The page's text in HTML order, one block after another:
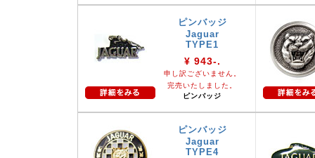
ピンバッジ
Jaguar
TYPE1
¥ 943-.
申し訳ございません。
完売いたしました。
ピンバッジ
ピンバッジ
Jaguar
TYPE4